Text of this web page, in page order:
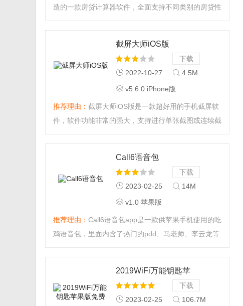
造的一款房贷计算器软件，全面支持不同类别的房贷性
要还贷的金额以及利息支出。...
下载
截屏大师iOS版
2022-10-27
4.5M
v5.6.0 iPhone版
推荐理由： 截屏大师iOS版是一款超好用的手机截屏软
件，软件功能非常的强大，支持进行单张截图或连续截
下载
Call6语音包
2023-02-25
14M
v1.0 苹果版
推荐理由： Call6语音包app是一款供苹果手机使用的吃
鸡语音包，里面内含了热门的pdd、马老师、李云龙等
下载
2019WiFi万能钥匙苹
果版免费
2023-02-25
106.7M